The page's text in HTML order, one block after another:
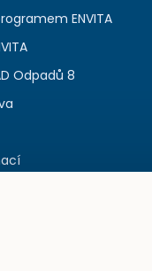
ENVITA
Odpadů 8